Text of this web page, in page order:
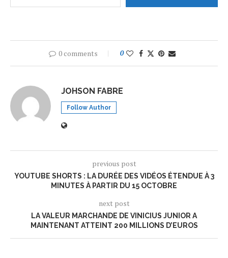
0 comments 0
JOHSON FABRE
Follow Author
previous post
YOUTUBE SHORTS : LA DURÉE DES VIDÉOS ÉTENDUE À 3
MINUTES À PARTIR DU 15 OCTOBRE
next post
LA VALEUR MARCHANDE DE VINICIUS JUNIOR A
MAINTENANT ATTEINT 200 MILLIONS D’EUROS